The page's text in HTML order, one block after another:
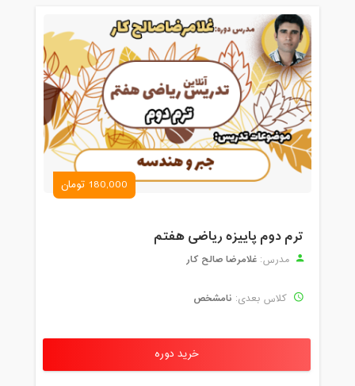
180,000 تومان
ترم دوم پاییزه ریاضی هفتم
مدرس: غلامرضا صالح کار
کلاس بعدی: نامشخص
خرید دوره